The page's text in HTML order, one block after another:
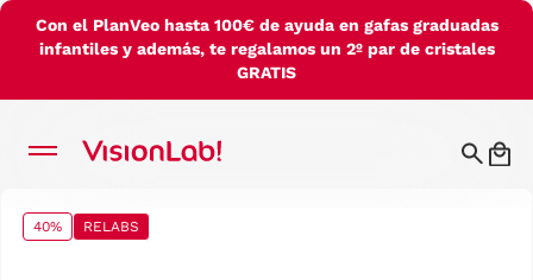
Con el PlanVeo hasta 100€ de ayuda en gafas graduadas
infantiles y además, te regalamos un 2º par de cristales
GRATIS
40% RELABS